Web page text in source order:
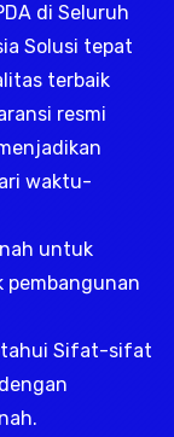
di Seluruh
Solusi tepat
terbaik
resmi
waktu-
untuk
Sifat-sifat